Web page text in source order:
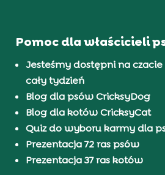
Pomoc dla właścicieli
Jesteśmy dostępni na
cały tydzień
Blog dla psów CricksyDog
Blog dla kotów CricksyCat
Quiz do wyboru karmy dla
Prezentacja 72 ras psów
Prezentacja 37 ras kotów